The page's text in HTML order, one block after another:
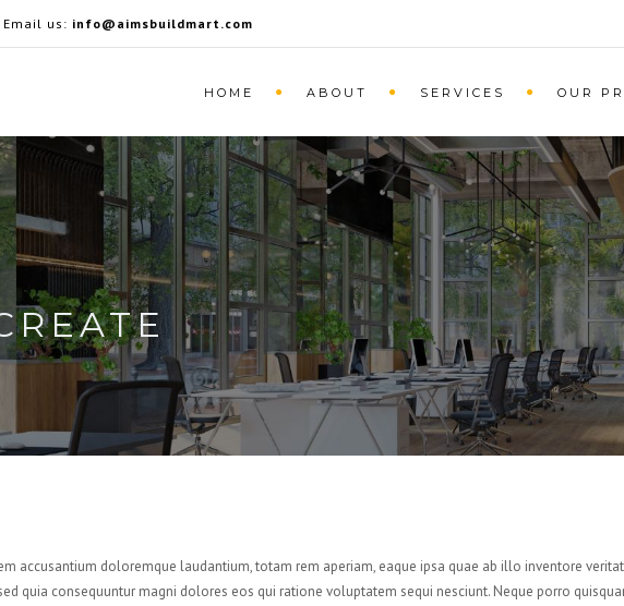
Email us: info@aimsbuildmart.com
HOME ABOUT SERVICES OUR
accusantium doloremque laudantium, totam rem aperiam, eaque ipsa quae ab illo inventore
quia consequuntur magni dolores eos qui ratione voluptatem sequi nesciunt. Neque porro